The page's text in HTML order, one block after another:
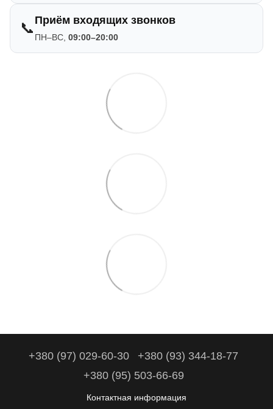
📞 Приём входящих звонков
ПН–ВС, 09:00–20:00
+380 (97) 029-60-30
+380 (93) 344-18-77
+380 (95) 503-66-69
Контактная информация